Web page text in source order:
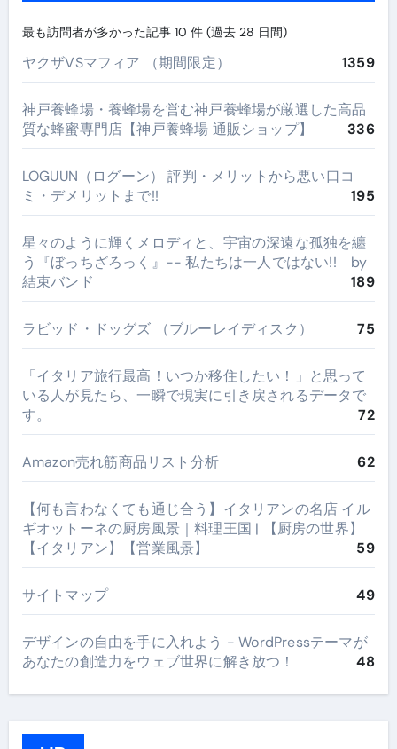
最も訪問者が多かった記事 10 件 (過去 28 日間)
ヤクザVSマフィア （期間限定） 1359
神戸養蜂場・養蜂場を営む神戸養蜂場が厳選した高品
質な蜂蜜専門店【神戸養蜂場 通販ショップ】
336
LOGUUN（ログーン） 評判・メリットから悪い口コ
ミ・デメリットまで!!
195
星々のように輝くメロディと、宇宙の深遠な孤独を纏
う『ぼっちざろっく』-- 私たちは一人ではない!! by
結束バンド
189
ラビッド・ドッグズ （ブルーレイディスク） 75
​「イタリア旅行最高！いつか移住したい！」と思って
いる人が見たら、一瞬で現実に引き戻されるデータで
す。
72
Amazon売れ筋商品リスト分析 62
【何も言わなくても通じ合う】イタリアンの名店 イル
ギオットーネの厨房風景｜料理王国 | 【厨房の世界】
【イタリアン】【営業風景】
59
サイトマップ 49
デザインの自由を手に入れよう - WordPressテーマが
あなたの創造力をウェブ世界に解き放つ！
48